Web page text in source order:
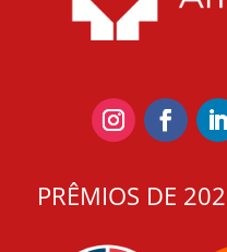
PRÊMIOS DE